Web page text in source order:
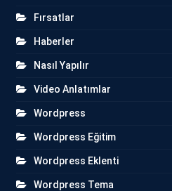
Fırsatlar
Haberler
Nasıl Yapılır
Video Anlatımlar
Wordpress
Wordpress Eğitim
Wordpress Eklenti
Wordpress Tema